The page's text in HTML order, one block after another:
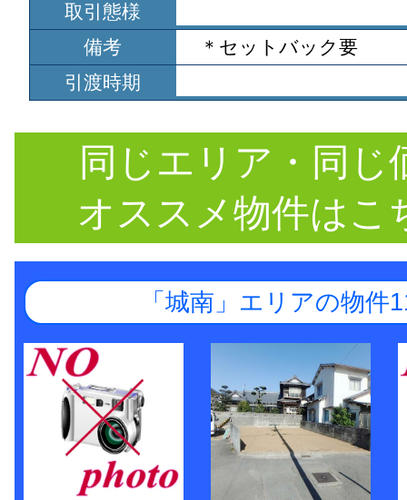
取引態様
備考
＊セットバック要
引渡時期
同じエリア・同じ
オススメ物件はこ
「城南」エリアの物件